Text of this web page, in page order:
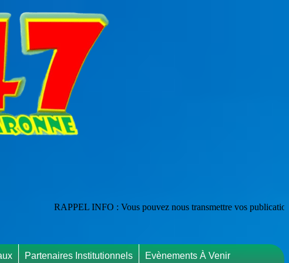
INFO : Vous pouvez nous transmettre vos publications en les
Partenaires Institutionnels Evènements À Venir